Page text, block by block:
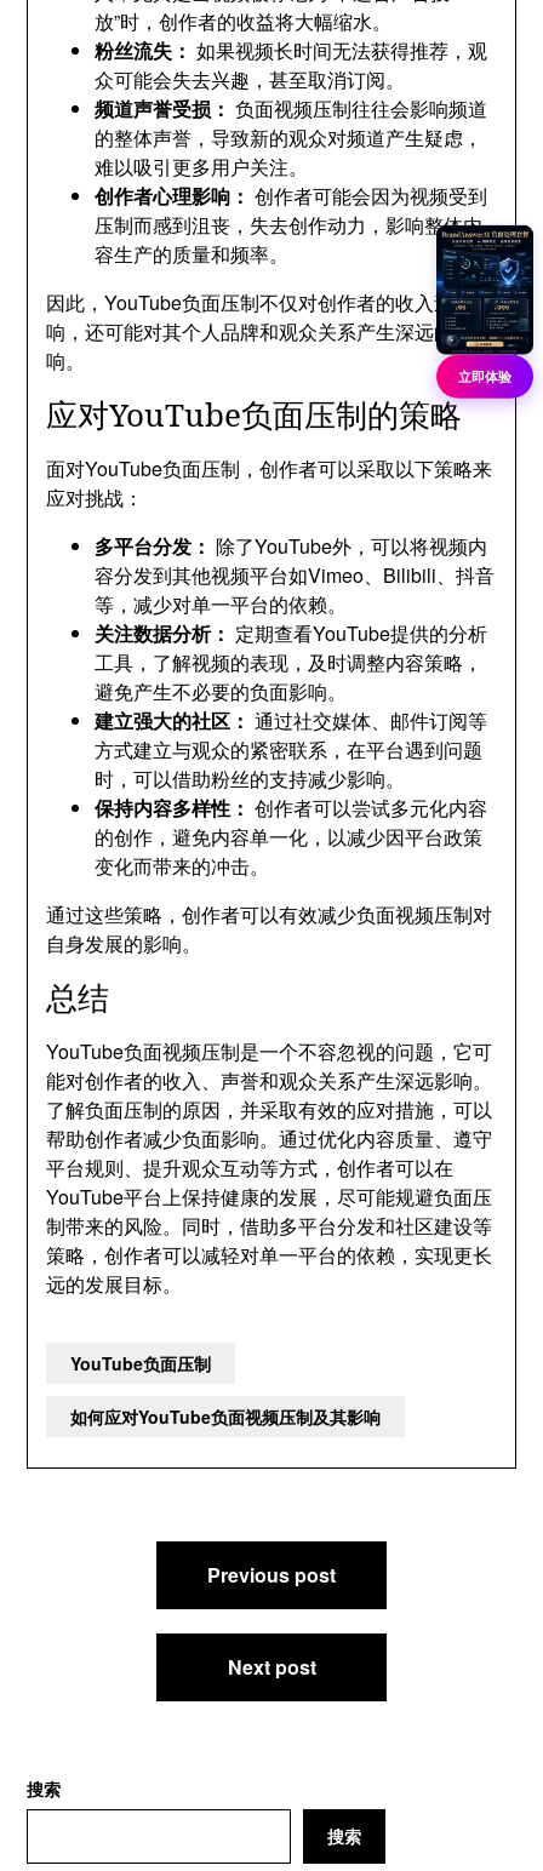
放”时，创作者的收益将大幅缩水。
粉丝流失： 如果视频长时间无法获得推荐，观
众可能会失去兴趣，甚至取消订阅。
频道声誉受损： 负面视频压制往往会影响频道
的整体声誉，导致新的观众对频道产生疑虑，
难以吸引更多用户关注。
创作者心理影响： 创作者可能会因为视频受到
压制而感到沮丧，失去创作动力，影响整体内
容生产的质量和频率。
因此，YouTube负面压制不仅对创作者的收入造成影
响，还可能对其个人品牌和观众关系产生深远的影
响。
应对YouTube负面压制的策略
面对YouTube负面压制，创作者可以采取以下策略来
应对挑战：
多平台分发： 除了YouTube外，可以将视频内
容分发到其他视频平台如Vimeo、Bilibili、抖音
等，减少对单一平台的依赖。
关注数据分析： 定期查看YouTube提供的分析
工具，了解视频的表现，及时调整内容策略，
避免产生不必要的负面影响。
建立强大的社区： 通过社交媒体、邮件订阅等
方式建立与观众的紧密联系，在平台遇到问题
时，可以借助粉丝的支持减少影响。
保持内容多样性： 创作者可以尝试多元化内容
的创作，避免内容单一化，以减少因平台政策
变化而带来的冲击。
通过这些策略，创作者可以有效减少负面视频压制对
自身发展的影响。
总结
YouTube负面视频压制是一个不容忽视的问题，它可
能对创作者的收入、声誉和观众关系产生深远影响。
了解负面压制的原因，并采取有效的应对措施，可以
帮助创作者减少负面影响。通过优化内容质量、遵守
平台规则、提升观众互动等方式，创作者可以在
YouTube平台上保持健康的发展，尽可能规避负面压
制带来的风险。同时，借助多平台分发和社区建设等
策略，创作者可以减轻对单一平台的依赖，实现更长
远的发展目标。
YouTube负面压制
如何应对YouTube负面视频压制及其影响
Previous post
Next post
搜索
搜索
立即体验